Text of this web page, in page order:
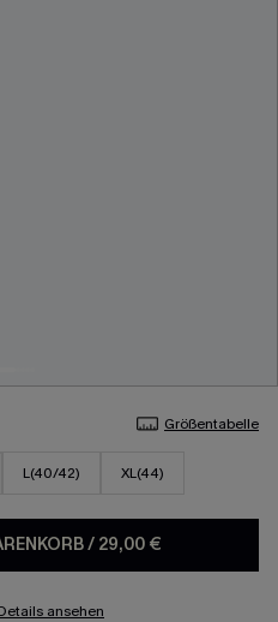
Größentabelle
L(40/42) XL(44)
/ 29,00 €
ansehen